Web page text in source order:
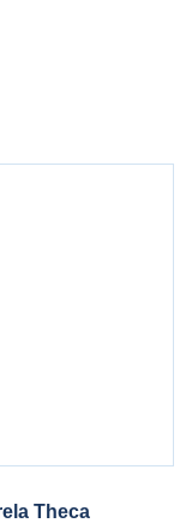
Theca